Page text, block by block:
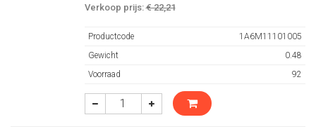
Verkoop prijs:€ 22,21
Productcode
1A6M11101005
Gewicht
0.48
Voorraad
92